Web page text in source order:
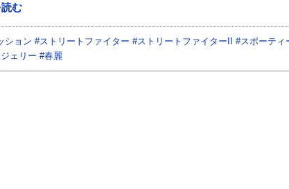
む
ション #ストリートファイター #ストリートファイターII #スポーティ
ェリー #春麗